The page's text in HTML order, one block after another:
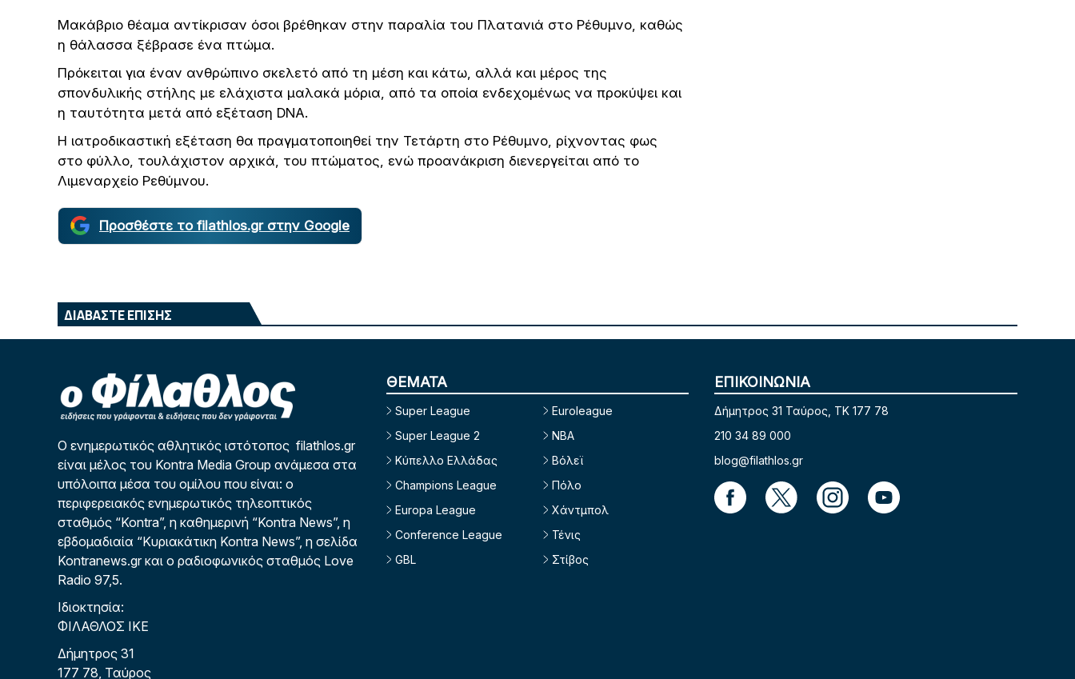
Μακάβριο θέαμα αντίκρισαν όσοι βρέθηκαν στην παραλία του Πλατανιά στο Ρέθυμνο, καθώς
η θάλασσα ξέβρασε ένα πτώμα.
Πρόκειται για έναν ανθρώπινο σκελετό από τη μέση και κάτω, αλλά και μέρος της
σπονδυλικής στήλης με ελάχιστα μαλακά μόρια, από τα οποία ενδεχομένως να προκύψει και
η ταυτότητα μετά από εξέταση DNA.
Η ιατροδικαστική εξέταση θα πραγματοποιηθεί την Τετάρτη στο Ρέθυμνο, ρίχνοντας φως
στο φύλλο, τουλάχιστον αρχικά, του πτώματος, ενώ προανάκριση διενεργείται από το
Λιμεναρχείο Ρεθύμνου.
Προσθέστε το filathlos.gr στην Google
ΔΙΑΒΑΣΤΕ ΕΠΙΣΗΣ
Ο ενημερωτικός αθλητικός ιστότοπος filathlos.gr
είναι μέλος του Kontra Media Group ανάμεσα στα
υπόλοιπα μέσα του ομίλου που είναι: ο
περιφερειακός ενημερωτικός τηλεοπτικός
σταθμός “Kontra”, η καθημερινή “Kontra News”, η
εβδομαδιαία “Κυριακάτικη Kontra News”, η σελίδα
Kontranews.gr και ο ραδιοφωνικός σταθμός Love
Radio 97,5.
Ιδιοκτησία:
ΦΙΛΑΘΛΟΣ ΙΚΕ
Δήμητρος 31
177 78, Ταύρος
ΘΕΜΑΤΑ
Super League
Super League 2
Κύπελλο Ελλάδας
Champions League
Europa League
Conference League
GBL
Euroleague
NBA
Βόλεϊ
Πόλο
Χάντμπολ
Τένις
Στίβος
ΕΠΙΚΟΙΝΩΝΙΑ
Δήμητρος 31 Ταύρος, TK 177 78
210 34 89 000
blog@filathlos.gr